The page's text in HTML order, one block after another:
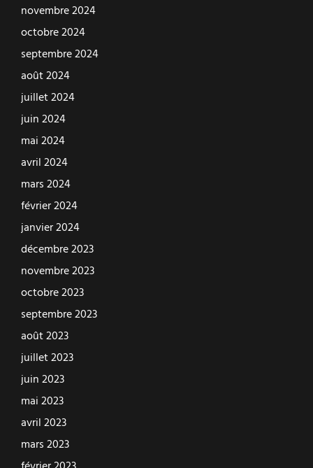
novembre 2024
octobre 2024
septembre 2024
août 2024
juillet 2024
juin 2024
mai 2024
avril 2024
mars 2024
février 2024
janvier 2024
décembre 2023
novembre 2023
octobre 2023
septembre 2023
août 2023
juillet 2023
juin 2023
mai 2023
avril 2023
mars 2023